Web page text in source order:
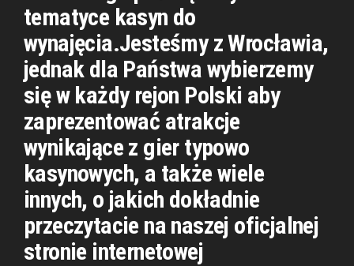
tematyce kasyn do
wynajęcia.Jesteśmy z Wrocławia,
jednak dla Państwa wybierzemy
się w każdy rejon Polski aby
zaprezentować atrakcje
wynikające z gier typowo
kasynowych, a także wiele
innych, o jakich dokładnie
przeczytacie na naszej oficjalnej
stronie internetowej